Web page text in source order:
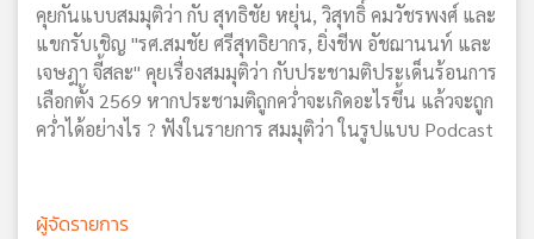
คุยกันแบบสมมุติว่า กับ สุทธิชัย หยุ่น, วิสุทธิ์ คมวัชรพงศ์ และ
แขกรับเชิญ "รศ.สมชัย ศรีสุทธิยากร, ยิ่งชีพ อัชฌานนท์ และ
เจษฎา จี้สละ" คุยเรื่องสมมุติว่า กับประชามติประเด็นร้อนการ
เลือกตั้ง 2569 หากประชามติถูกคว่ำจะเกิดอะไรขึ้น แล้วจะถูก
คว่ำได้อย่างไร ? ฟังในรายการ สมมุติว่า ในรูปแบบ Podcast
ผู้จัดรายการ